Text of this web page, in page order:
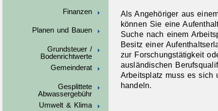
Finanzen
Planen und Bauen
Grundsteuer /
Bodenrichtwerte
Gemeinderat
Gesplittete
Abwassergebühr
Umwelt & Klima
Als Angehöriger aus
können Sie eine
Suche nach einem
Besitz einer
zur Forschungstätigkeit
ausländischen
Arbeitsplatz muss es sich
handeln.